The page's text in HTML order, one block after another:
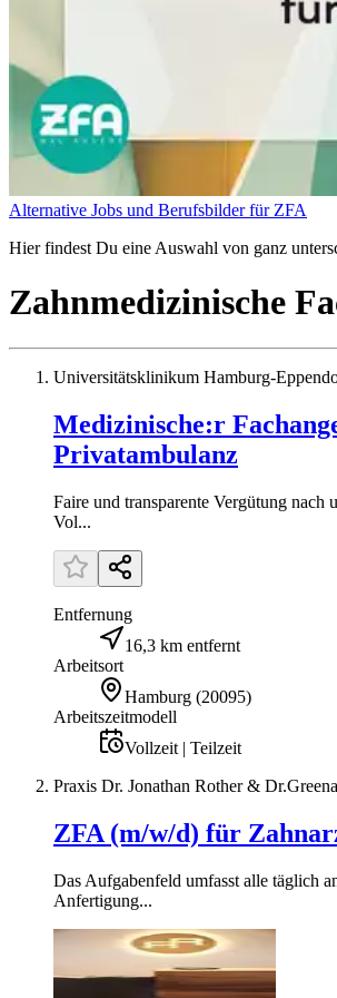
Alternative Jobs und Berufsbilder für ZFA
Hier findest Du eine Auswahl von ganz
Zahnmedizinische
Universitätsklinikum Hamburg-
Medizinische:r
Privatambulanz
Faire und transparente Vergütung
Vol...
Entfernung
16,3 km entfernt
Arbeitsort
Hamburg (20095)
Arbeitszeitmodell
Vollzeit | Teilzeit
Praxis Dr. Jonathan Rother &
ZFA (m/w/d) für
Das Aufgabenfeld umfasst alle täglich
Anfertigung...